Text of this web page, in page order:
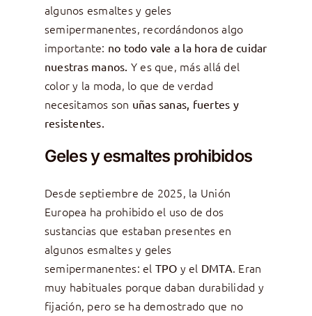
algunos esmaltes y geles
semipermanentes, recordándonos algo
importante: no todo vale a la hora de cuidar
nuestras manos. Y es que, más allá del
color y la moda, lo que de verdad
necesitamos son uñas sanas, fuertes y
resistentes.
Geles y esmaltes prohibidos
Desde septiembre de 2025, la Unión
Europea ha prohibido el uso de dos
sustancias que estaban presentes en
algunos esmaltes y geles
semipermanentes: el TPO y el DMTA. Eran
muy habituales porque daban durabilidad y
fijación, pero se ha demostrado que no